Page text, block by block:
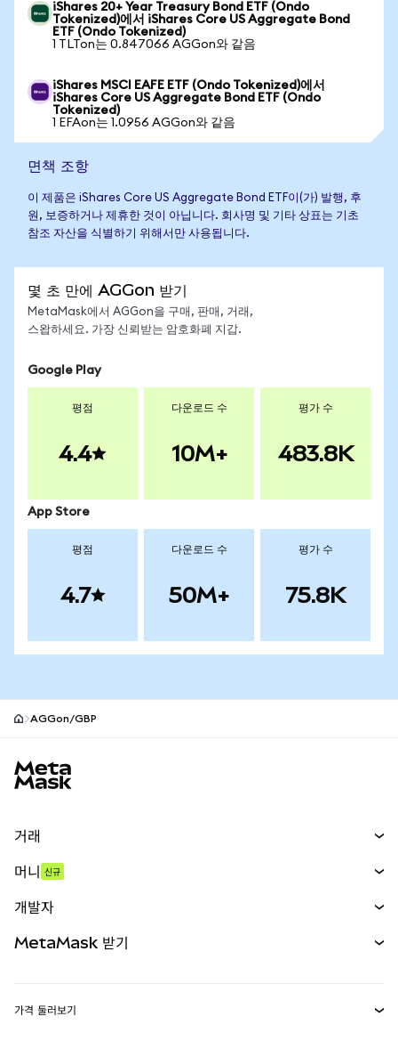
iShares 20+ Year Treasury Bond ETF (Ondo
Tokenized)에서 iShares Core US Aggregate Bond
ETF (Ondo Tokenized)
1 TLTon는 0.847066 AGGon와 같음
iShares MSCI EAFE ETF (Ondo Tokenized)에서
iShares Core US Aggregate Bond ETF (Ondo
Tokenized)
1 EFAon는 1.0956 AGGon와 같음
면책 조항
이 제품은 iShares Core US Aggregate Bond ETF이(가) 발행, 후
원, 보증하거나 제휴한 것이 아닙니다. 회사명 및 기타 상표는 기초
참조 자산을 식별하기 위해서만 사용됩니다.
몇 초 만에 AGGon 받기
MetaMask에서 AGGon을 구매, 판매, 거래,
스왑하세요. 가장 신뢰받는 암호화폐 지갑.
Google Play
평점
4.4
다운로드 수
10M+
평가 수
483.8K
App Store
평점
4.7
다운로드 수
50M+
평가 수
75.8K
AGGon/GBP
거래
무기한 선물
실물자산
머니 신규
개발자
MetaMask 받기
가격 둘러보기